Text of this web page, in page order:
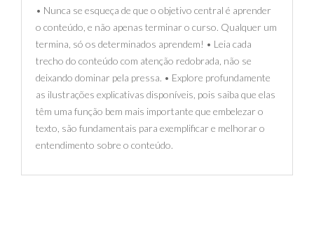
• Nunca se esqueça de que o objetivo central é aprender
o conteúdo, e não apenas terminar o curso. Qualquer um
termina, só os determinados aprendem! • Leia cada
trecho do conteúdo com atenção redobrada, não se
deixando dominar pela pressa. • Explore profundamente
as ilustrações explicativas disponíveis, pois saiba que elas
têm uma função bem mais importante que embelezar o
texto, são fundamentais para exemplificar e melhorar o
entendimento sobre o conteúdo.